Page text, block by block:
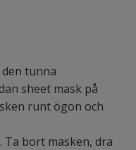
tunna
sheet mask på
runt ögon och
Ta bort masken, dra